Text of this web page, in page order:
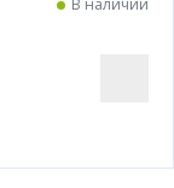
В наличии